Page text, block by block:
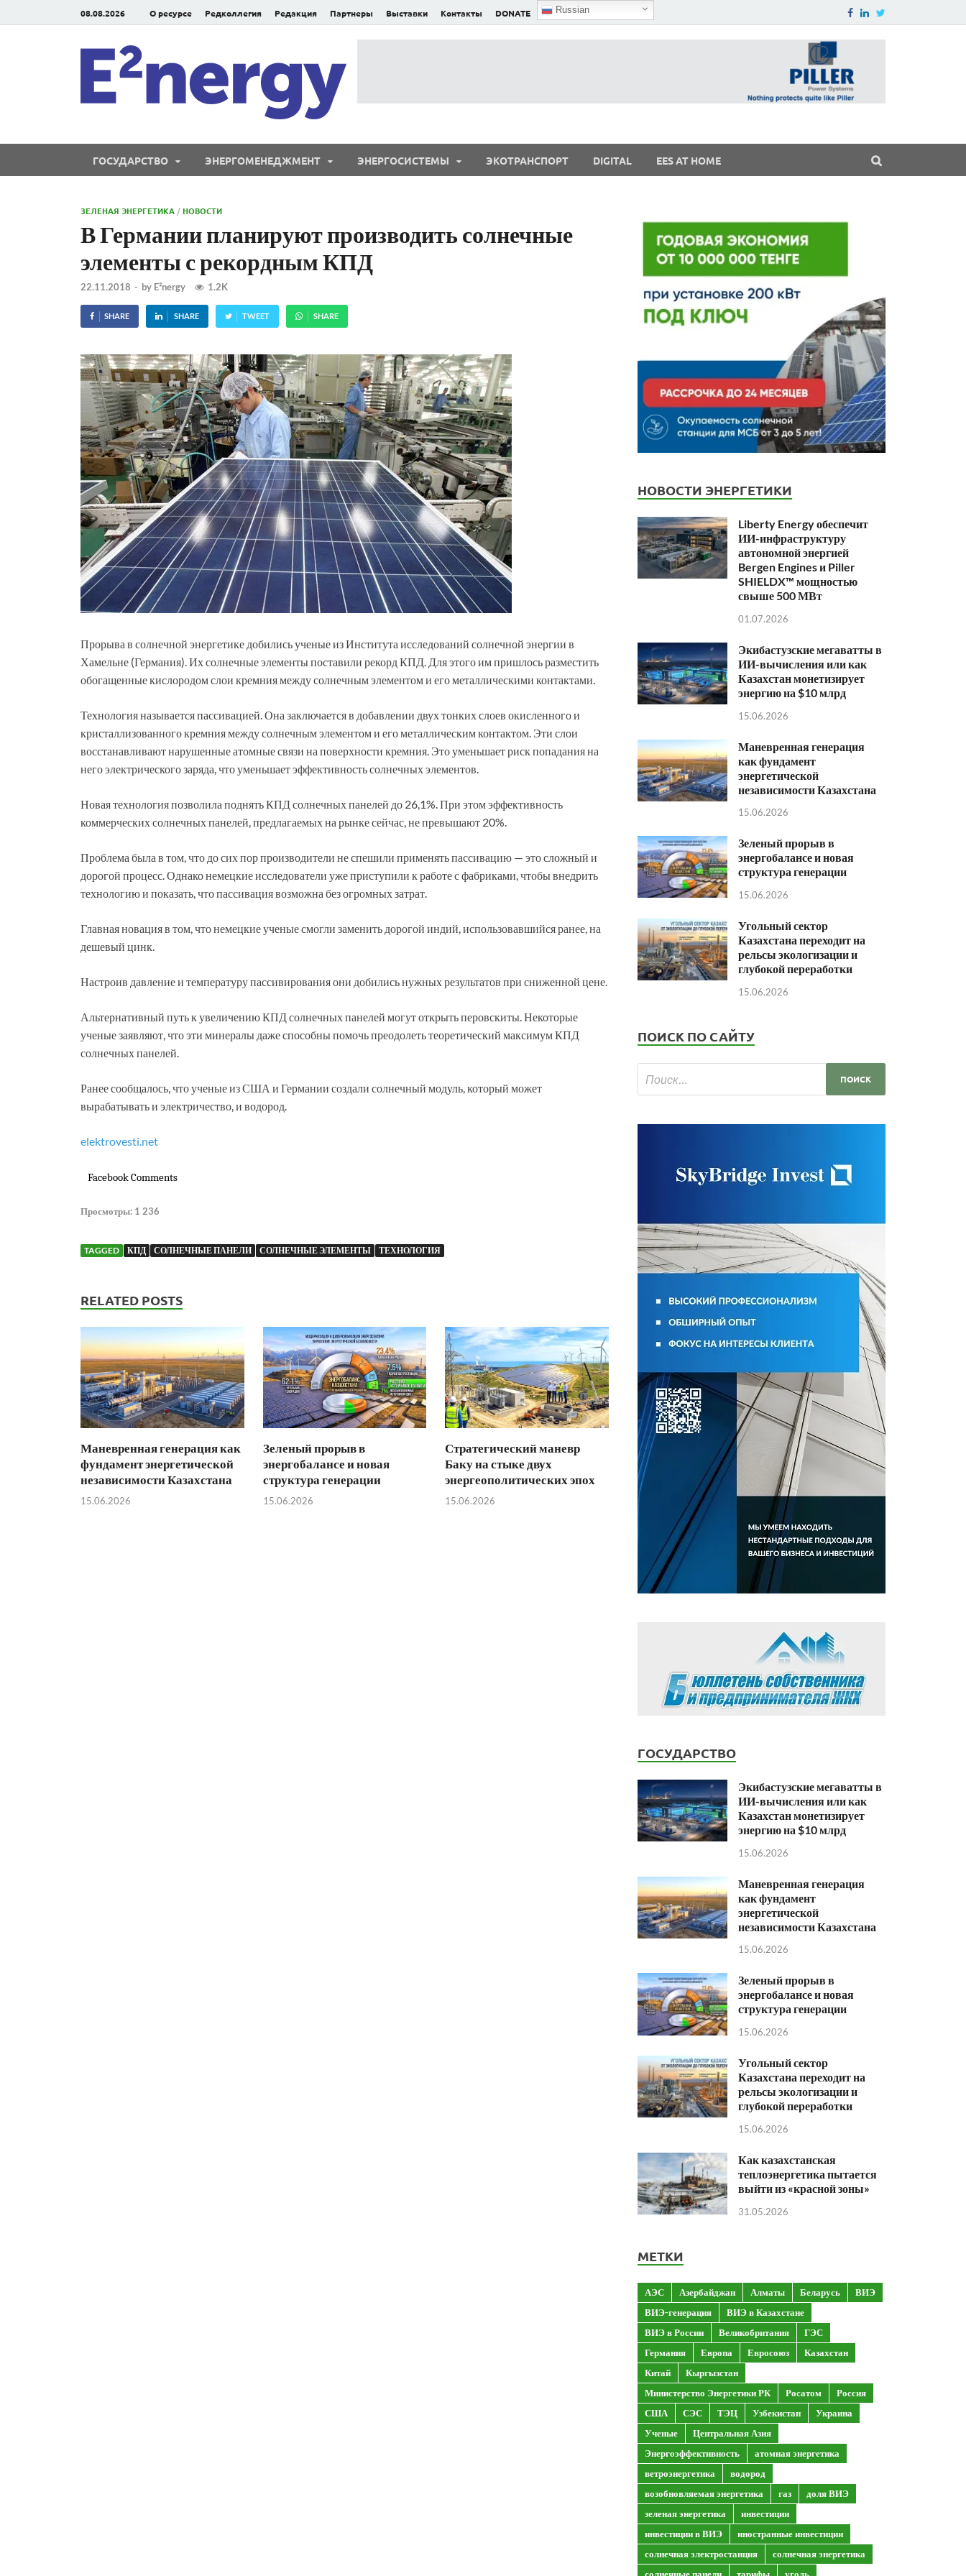
08.08.2026 О ресурсе Редколлегия Редакция Партнеры Выставки Контакты DONATE Russian
ГОСУДАРСТВО ЭНЕРГОМЕНЕДЖМЕНТ ЭНЕРГОСИСТЕМЫ ЭКОТРАНСПОРТ DIGITAL EES AT HOME
ЗЕЛЕНАЯ ЭНЕРГЕТИКА /НОВОСТИ
В Германии планируют производить солнечные
элементы с рекордным КПД
22.11.2018 - by E²nergy 1.2K
SHARE SHARE TWEET SHARE
Прорыва в солнечной энергетике добились ученые из Института исследований солнечной энергии в
Хамельне (Германия). Их солнечные элементы поставили рекорд КПД. Для этого им пришлось разместить
обогащенные кислородом слои кремния между солнечным элементом и его металлическими контактами.
Технология называется пассивацией. Она заключается в добавлении двух тонких слоев окисленного и
кристаллизованного кремния между солнечным элементом и его металлическим контактом. Эти слои
восстанавливают нарушенные атомные связи на поверхности кремния. Это уменьшает риск попадания на
него электрического заряда, что уменьшает эффективность солнечных элементов.
Новая технология позволила поднять КПД солнечных панелей до 26,1%. При этом эффективность
коммерческих солнечных панелей, предлагаемых на рынке сейчас, не превышают 20%.
Проблема была в том, что до сих пор производители не спешили применять пассивацию — это сложный и
дорогой процесс. Однако немецкие исследователи уже приступили к работе с фабриками, чтобы внедрить
технологию и показать, что пассивация возможна без огромных затрат.
Главная новация в том, что немецкие ученые смогли заменить дорогой индий, использовавшийся ранее, на
дешевый цинк.
Настроив давление и температуру пассивирования они добились нужных результатов при сниженной цене.
Альтернативный путь к увеличению КПД солнечных панелей могут открыть перовскиты. Некоторые
ученые заявляют, что эти минералы даже способны помочь преодолеть теоретический максимум КПД
солнечных панелей.
Ранее сообщалось, что ученые из США и Германии создали солнечный модуль, который может
вырабатывать и электричество, и водород.
elektrovesti.net
Facebook Comments
Просмотры: 1 236
TAGGED КПД СОЛНЕЧНЫЕ ПАНЕЛИ СОЛНЕЧНЫЕ ЭЛЕМЕНТЫ ТЕХНОЛОГИЯ
RELATED POSTS
Маневренная генерация как
фундамент энергетической
независимости Казахстана
15.06.2026
Зеленый прорыв в
энергобалансе и новая
структура генерации
15.06.2026
Стратегический маневр
Баку на стыке двух
энергеополитических эпох
15.06.2026
НОВОСТИ ЭНЕРГЕТИКИ
Liberty Energy обеспечит
ИИ-инфраструктуру
автономной энергией
Bergen Engines и Piller
SHIELDX™ мощностью
свыше 500 МВт
01.07.2026
Экибастузские мегаватты в
ИИ-вычисления или как
Казахстан монетизирует
энергию на $10 млрд
15.06.2026
Маневренная генерация
как фундамент
энергетической
независимости Казахстана
15.06.2026
Зеленый прорыв в
энергобалансе и новая
структура генерации
15.06.2026
Угольный сектор
Казахстана переходит на
рельсы экологизации и
глубокой переработки
15.06.2026
ПОИСК ПО САЙТУ
ГОСУДАРСТВО
Экибастузские мегаватты в
ИИ-вычисления или как
Казахстан монетизирует
энергию на $10 млрд
15.06.2026
Маневренная генерация
как фундамент
энергетической
независимости Казахстана
15.06.2026
Зеленый прорыв в
энергобалансе и новая
структура генерации
15.06.2026
Угольный сектор
Казахстана переходит на
рельсы экологизации и
глубокой переработки
15.06.2026
Как казахстанская
теплоэнергетика пытается
выйти из «красной зоны»
31.05.2026
МЕТКИ
АЭС Азербайджан Алматы Беларусь
ВИЭ
ВИЭ-генерация
ВИЭ в Казахстане
ВИЭ в России
Великобритания
ГЭС
Германия
Европа Евросоюз
Казахстан
Китай
Кыргызстан
Министерство Энергетики РК
Росатом
Россия
США
СЭС ТЭЦ Узбекистан
Украина
Ученые
Центральная Азия
Энергоэффективность
атомная энергетика
ветроэнергетика
водород
возобновляемая энергетика
газ
доля ВИЭ
зеленая энергетика
инвестиции
инвестиции в ВИЭ
иностранные инвестиции
солнечная электростанция
солнечная энергетика
солнечные панели
тарифы уголь